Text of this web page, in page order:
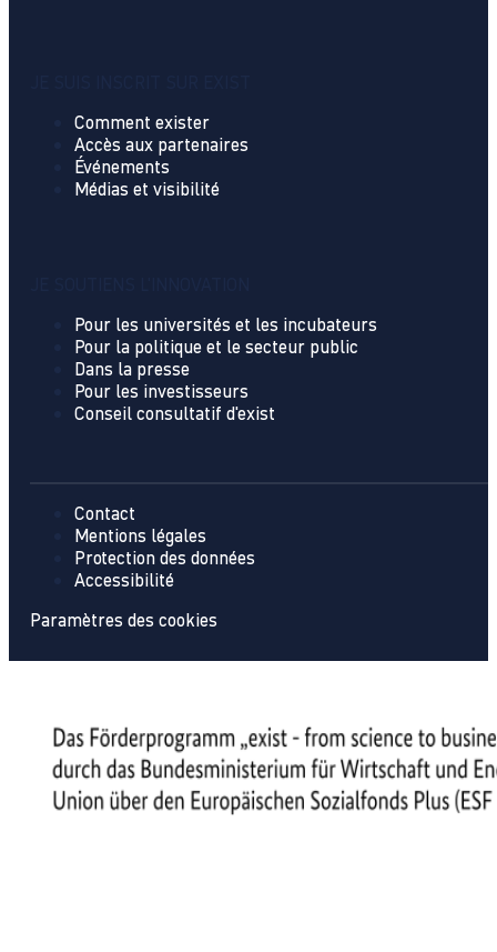
Comment exister
Accès aux partenaires
Événements
Médias et visibilité
Pour les universités et les incubateurs
Pour la politique et le secteur public
Dans la presse
Pour les investisseurs
Conseil consultatif d'exist
Contact
Mentions légales
Protection des données
Accessibilité
Paramètres des cookies